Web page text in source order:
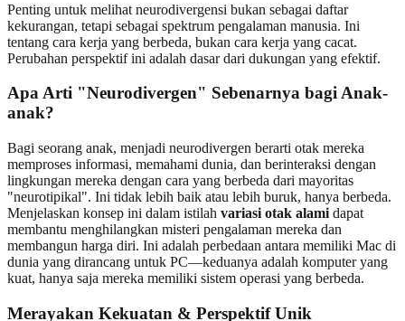
Penting untuk melihat neurodivergensi bukan sebagai daftar
kekurangan, tetapi sebagai spektrum pengalaman manusia. Ini
tentang cara kerja yang berbeda, bukan cara kerja yang cacat.
Perubahan perspektif ini adalah dasar dari dukungan yang efektif.
Apa Arti "Neurodivergen" Sebenarnya bagi Anak-
anak?
Bagi seorang anak, menjadi neurodivergen berarti otak mereka
memproses informasi, memahami dunia, dan berinteraksi dengan
lingkungan mereka dengan cara yang berbeda dari mayoritas
"neurotipikal". Ini tidak lebih baik atau lebih buruk, hanya berbeda.
Menjelaskan konsep ini dalam istilah variasi otak alami dapat
membantu menghilangkan misteri pengalaman mereka dan
membangun harga diri. Ini adalah perbedaan antara memiliki Mac di
dunia yang dirancang untuk PC—keduanya adalah komputer yang
kuat, hanya saja mereka memiliki sistem operasi yang berbeda.
Merayakan Kekuatan & Perspektif Unik